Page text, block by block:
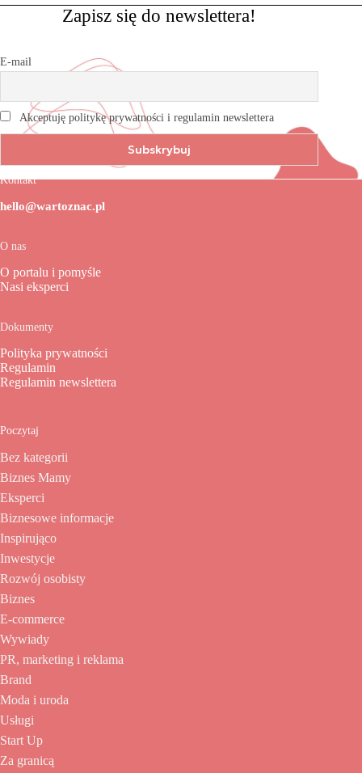
Zapisz się do newslettera!
E-mail
Akceptuję politykę prywatności i regulamin newslettera
Kontakt
hello@wartoznac.pl
O nas
O portalu i pomyśle
Nasi eksperci
Dokumenty
Polityka prywatności
Regulamin
Regulamin newslettera
Poczytaj
Bez kategorii
Biznes Mamy
Eksperci
Biznesowe informacje
Inspirująco
Inwestycje
Rozwój osobisty
Biznes
E-commerce
Wywiady
PR, marketing i reklama
Brand
Moda i uroda
Usługi
Start Up
Za granicą